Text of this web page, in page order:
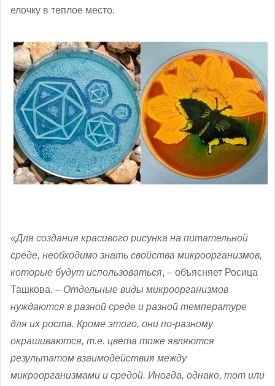
елочку в теплое место.
«Для создания красивого рисунка на питательной
среде, необходимо знать свойства микроорганизмов,
которые будут использоваться, – объясняет Росица
Ташкова. – Отдельные виды микроорганизмов
нуждаются в разной среде и разной температуре
для их роста. Кроме этого, они по-разному
окрашиваются, т.е. цвета тоже являются
результатом взаимодействия между
микроорганизмами и средой. Иногда, однако, тот или